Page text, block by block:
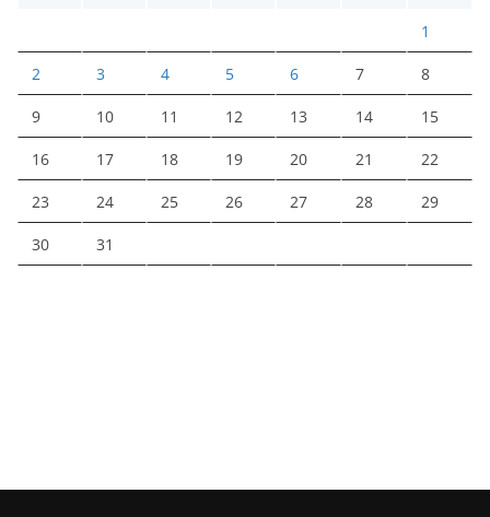
1
2 3 4 5 6 7 8
9 10 11 12 13 14 15
16 17 18 19 20 21 22
23 24 25 26 27 28 29
30 31